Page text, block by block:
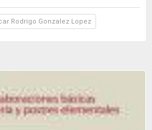
Rodrigo Gonzalez Lopez